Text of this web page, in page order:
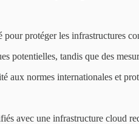
protéger les infrastructures
potentielles, tandis que des
aux normes internationales et
avec une infrastructure cloud